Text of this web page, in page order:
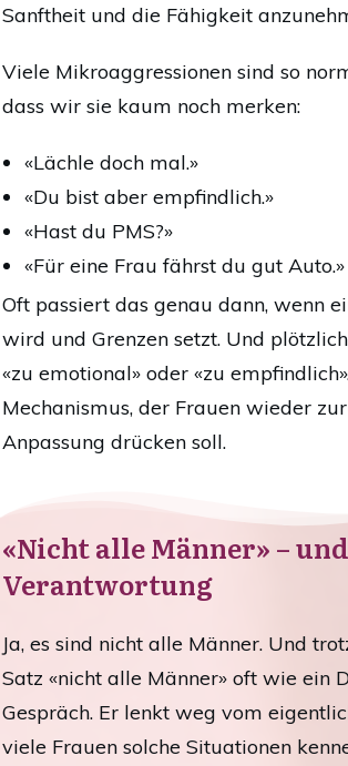
Sanftheit und die Fähigkeit
Viele Mikroaggressionen sind so
dass wir sie kaum noch merken:
«Lächle doch mal.»
«Du bist aber empfindlich.»
«Hast du PMS?»
«Für eine Frau fährst du gut Auto.»
Oft passiert das genau dann, wenn
wird und Grenzen setzt. Und
«zu emotional» oder «zu
Mechanismus, der Frauen wieder
Anpassung drücken soll.
«Nicht alle Männer» –
Verantwortung
Ja, es sind nicht alle Männer. Und
Satz «nicht alle Männer» oft wie ein
Gespräch. Er lenkt weg vom
viele Frauen solche Situationen